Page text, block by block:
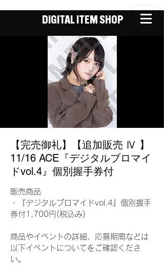
DIGITAL ITEM SHOP
【完売御礼】【追加販売 Ⅳ 】
11/16 ACE『デジタルブロマイ
ドvol.4』個別握手券付
販売商品
・『デジタルブロマイドvol.4』個別握手
券付1,700円(税込み)
商品やイベントの詳細、応募期間などは
以下イベントについてをご確認くださ
い。